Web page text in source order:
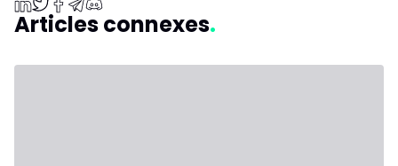
Articles connexes